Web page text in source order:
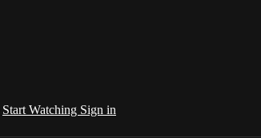
Start Watching Sign in